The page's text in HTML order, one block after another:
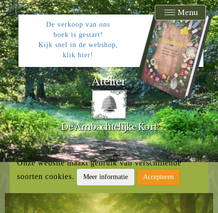
De verkoop van ons
boek is gestart!
Kijk snel in de webshop,
klik hier!
Atelier
De Ambachtelijke Korf
Menu
Onze website maakt gebruik van verschillende
soorten cookies.
Meer informatie Accepteren